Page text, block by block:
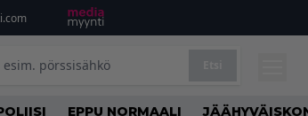
EPPU NORMAALI